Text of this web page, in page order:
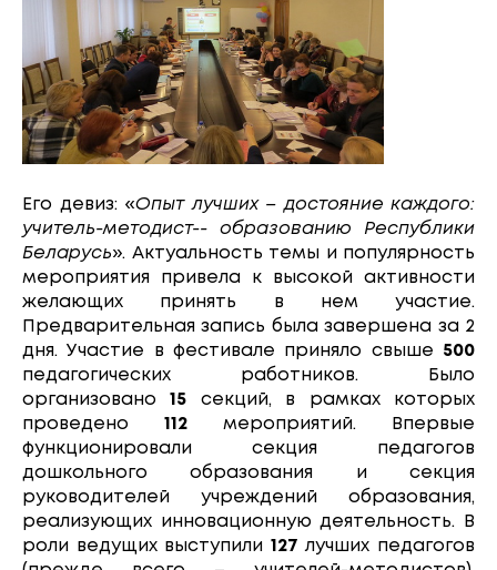
Его девиз: «Опыт лучших – достояние каждого:
учитель-методист-- образованию Республики
Беларусь». Актуальность темы и популярность
мероприятия привела к высокой активности
желающих принять в нем участие.
Предварительная запись была завершена за 2
дня. Участие в фестивале приняло свыше 500
педагогических работников. Было
организовано15 секций, в рамках которых
проведено 112 мероприятий. Впервые
функционировали секция педагогов
дошкольного образования и секция
руководителей учреждений образования,
реализующих инновационную деятельность. В
роли ведущих выступили 127 лучших педагогов